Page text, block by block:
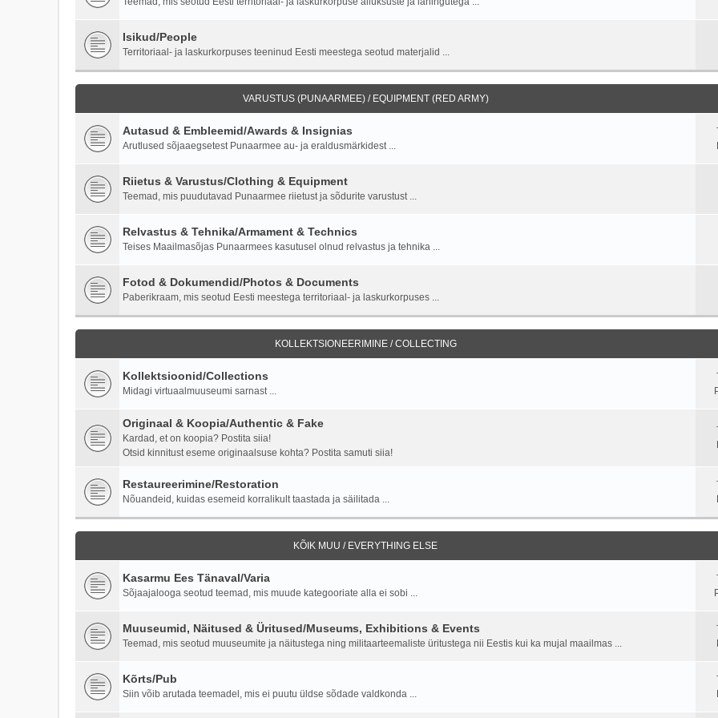
Isikud/People
Territoriaal- ja laskurkorpuses teeninud Eesti meestega seotud materjalid ...
VARUSTUS (PUNAARMEE) / EQUIPMENT (RED ARMY)
Autasud & Embleemid/Awards & Insignias
Arutlused sõjaaegsetest Punaarmee au- ja eraldusmärkidest ...
Riietus & Varustus/Clothing & Equipment
Teemad, mis puudutavad Punaarmee riietust ja sõdurite varustust ...
Relvastus & Tehnika/Armament & Technics
Teises Maailmasõjas Punaarmees kasutusel olnud relvastus ja tehnika ...
Fotod & Dokumendid/Photos & Documents
Paberikraam, mis seotud Eesti meestega territoriaal- ja laskurkorpuses ...
KOLLEKTSIONEERIMINE / COLLECTING
Kollektsioonid/Collections
Midagi virtuaalmuuseumi sarnast ...
Originaal & Koopia/Authentic & Fake
Kardad, et on koopia? Postita siia!
Otsid kinnitust eseme originaalsuse kohta? Postita samuti siia!
Restaureerimine/Restoration
Nõuandeid, kuidas esemeid korralikult taastada ja säilitada ...
KÕIK MUU / EVERYTHING ELSE
Kasarmu Ees Tänaval/Varia
Sõjaajalooga seotud teemad, mis muude kategooriate alla ei sobi ...
Muuseumid, Näitused & Üritused/Museums, Exhibitions & Events
Teemad, mis seotud muuseumite ja näitustega ning militaarteemaliste üritustega nii Eestis kui ka mujal maailmas ...
Kõrts/Pub
Siin võib arutada teemadel, mis ei puutu üldse sõdade valdkonda ...